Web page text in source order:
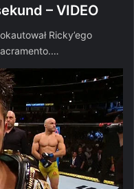
– VIDEO
Ricky’ego